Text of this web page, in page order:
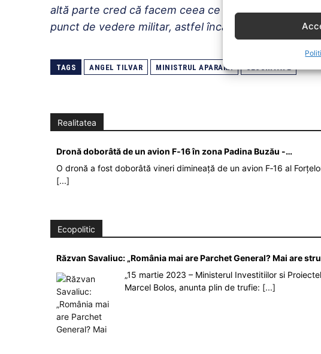
altă parte cred că facem ceea ce trebuie atât din
punct de vedere militar, astfel încât acest lucru să nu
TAGS ANGEL TILVAR MINISTRUL APARARII
Realitatea
Dronă doborâtă de un avion F‑16 în zona Padina Buzău -…
O dronă a fost doborâtă vineri dimineață de un avion F‑16 al
[...]
Ecopolitic
Răzvan Savaliuc: „România mai are Parchet General? Mai are
„15 martie 2023 – Ministerul Investitiilor si
Marcel Bolos, anunta plin de trufie: [...]